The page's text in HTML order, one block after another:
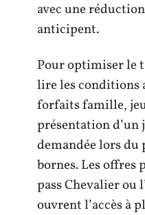
avec une
anticipent.
Pour optimiser le
lire les conditions
forfaits famille,
présentation
demandée lors du
bornes. Les offres
pass Chevalier ou
ouvrent l’accès à